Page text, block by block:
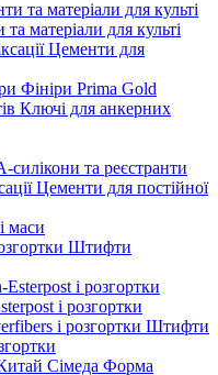
матеріали для культі
Цементи для
Фініри Prima Gold
Ключі для анкерних
силікони та реєстранти
Цементи для постійної
маси
Штифти
і розгортки
Штифти